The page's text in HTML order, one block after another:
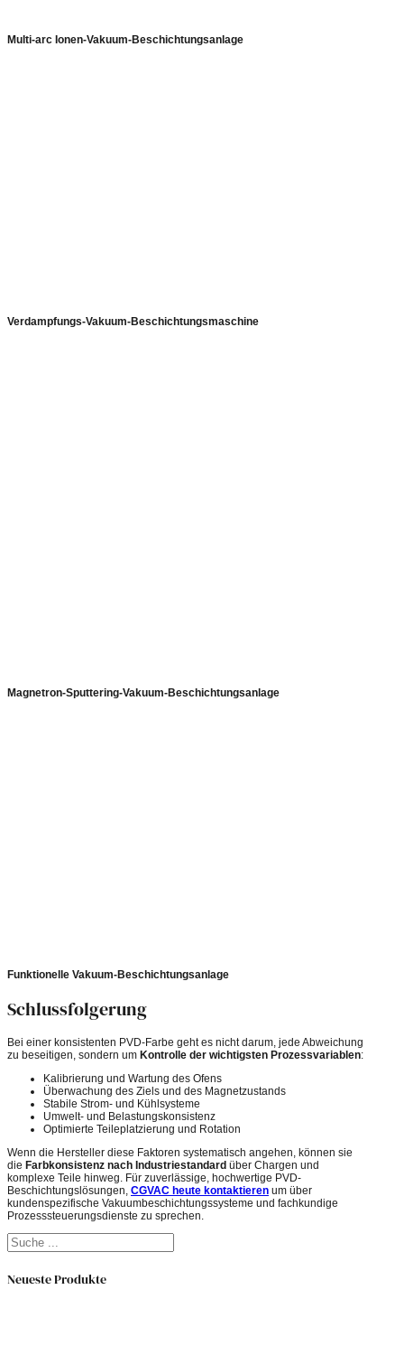
Multi-arc Ionen-Vakuum-Beschichtungsanlage
Verdampfungs-Vakuum-Beschichtungsmaschine
Magnetron-Sputtering-Vakuum-Beschichtungsanlage
Funktionelle Vakuum-Beschichtungsanlage
Schlussfolgerung
Bei einer konsistenten PVD-Farbe geht es nicht darum, jede Abweichung
zu beseitigen, sondern um Kontrolle der wichtigsten Prozessvariablen:
Kalibrierung und Wartung des Ofens
Überwachung des Ziels und des Magnetzustands
Stabile Strom- und Kühlsysteme
Umwelt- und Belastungskonsistenz
Optimierte Teileplatzierung und Rotation
Wenn die Hersteller diese Faktoren systematisch angehen, können sie
die Farbkonsistenz nach Industriestandard über Chargen und
komplexe Teile hinweg. Für zuverlässige, hochwertige PVD-
Beschichtungslösungen, CGVAC heute kontaktieren um über
kundenspezifische Vakuumbeschichtungssysteme und fachkundige
Prozesssteuerungsdienste zu sprechen.
Suchen
Neueste Produkte